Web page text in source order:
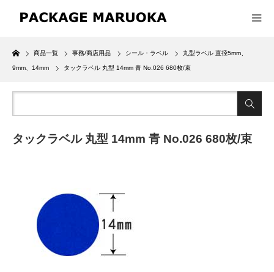
Home
商品一覧 事務/商店用品 シール・ラベル 丸型ラベル 直径5mm、
9mm、14mm タックラベル 丸型 14mm 青 No.026 680枚/束
タックラベル 丸型 14mm 青 No.026 680枚/束